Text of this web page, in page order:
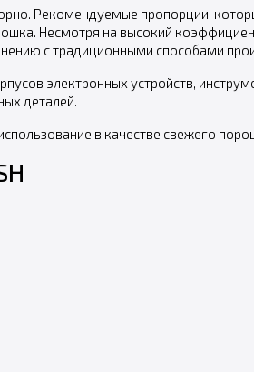
Рекомендуемые пропорции,
Несмотря на высокий
с традиционными способами
электронных устройств,
деталей.
в качестве свежего